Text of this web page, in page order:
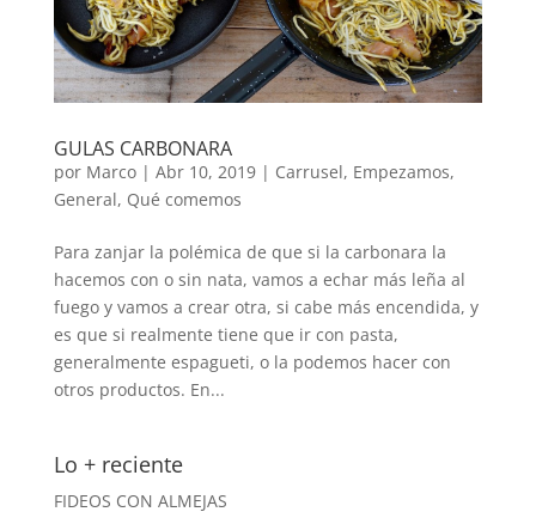
GULAS CARBONARA
por Marco| Abr 10, 2019| Carrusel, Empezamos,
General, Qué comemos
Para zanjar la polémica de que si la carbonara la
hacemos con o sin nata, vamos a echar más leña al
fuego y vamos a crear otra, si cabe más encendida, y
es que si realmente tiene que ir con pasta,
generalmente espagueti, o la podemos hacer con
otros productos. En...
Lo + reciente
FIDEOS CON ALMEJAS